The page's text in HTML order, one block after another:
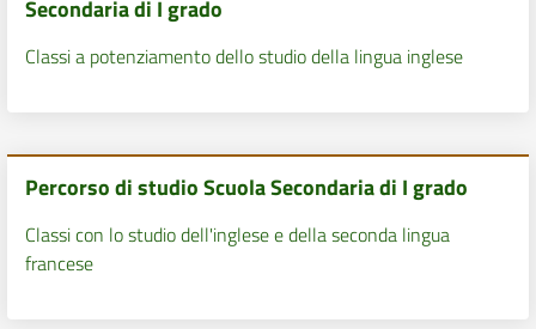
Secondaria di I grado
Classi a potenziamento dello studio della lingua inglese
Percorso di studio Scuola Secondaria di I grado
Classi con lo studio dell'inglese e della seconda lingua
francese